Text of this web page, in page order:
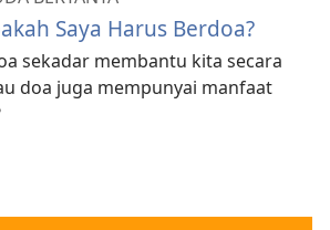
Saya Harus Berdoa?
sekadar membantu kita secara
doa juga mempunyai manfaat